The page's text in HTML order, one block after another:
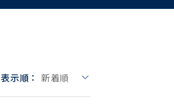
表示順： 新着順